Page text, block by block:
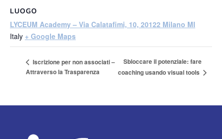
LUOGO
LYCEUM Academy – Via Calatafimi, 10, 20122 Milano MI
Italy + Google Maps
Iscrizione per non associati –
Attraverso la Trasparenza
Sbloccare il potenziale: fare
coaching usando visual tools